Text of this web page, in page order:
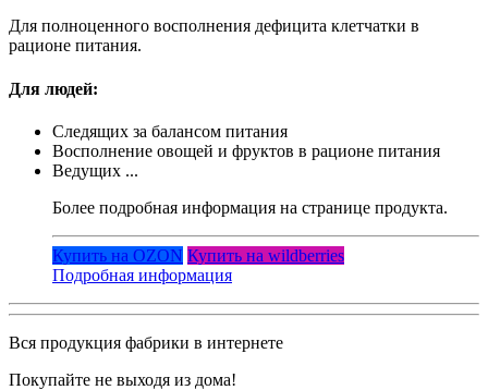
Для полноценного восполнения дефицита клетчатки в
рационе питания.
Для людей:
Следящих за балансом питания
Восполнение овощей и фруктов в рационе питания
Ведущих ...
Более подробная информация на странице продукта.
Купить на OZON Купить на wildberries
Подробная информация
Вся продукция фабрики в интернете
Покупайте не выходя из дома!